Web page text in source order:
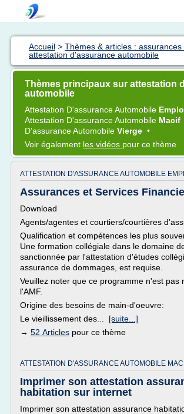
Accueil > Thèmes & articles : assurances
attestation d'assurance automobile
Thèmes principaux sur attestation
automobile
Attestation D'assurance Automobile
Attestation D'assurance Automobile Macif
D'assurance Automobile Vierge •
Voir également les vidéos pour ce thème
ATTESTATION D'ASSURANCE AUTOMOBILE
Assurances et Services
Download
Agents/agentes et courtiers/courtières
Qualification et compétences les plus
Une formation collégiale dans le domaine
sanctionnée par l'attestation d'études
assurance de dommages, est requise.
Veuillez noter que ce programme n'est pas
l'AMF.
Origine des besoins de main-d'oeuvre:
Le vieillissement des... [suite...]
→ 52 Articles pour ce thème
ATTESTATION D'ASSURANCE AUTOMOBILE
Imprimer son attestation
habitation sur internet
Imprimer son attestation assurance